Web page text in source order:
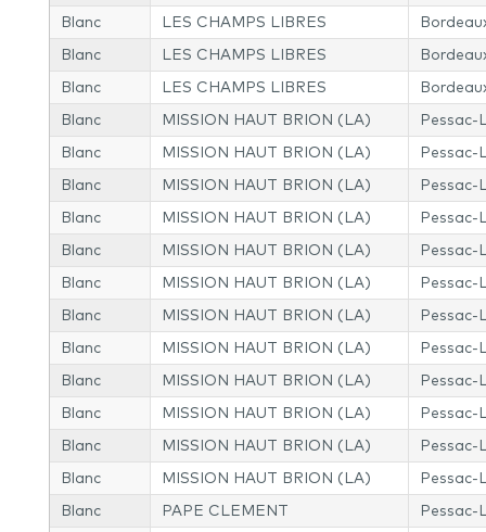
Blanc
LES CHAMPS LIBRES
Blanc
LES CHAMPS LIBRES
Blanc
LES CHAMPS LIBRES
Blanc
MISSION HAUT BRION (LA)
Pessac-
Blanc
MISSION HAUT BRION (LA)
Pessac-
Blanc
MISSION HAUT BRION (LA)
Pessac-
Blanc
MISSION HAUT BRION (LA)
Pessac-
Blanc
MISSION HAUT BRION (LA)
Pessac-
Blanc
MISSION HAUT BRION (LA)
Pessac-
Blanc
MISSION HAUT BRION (LA)
Pessac-
Blanc
MISSION HAUT BRION (LA)
Pessac-
Blanc
MISSION HAUT BRION (LA)
Pessac-
Blanc
MISSION HAUT BRION (LA)
Pessac-
Blanc
MISSION HAUT BRION (LA)
Pessac-
Blanc
MISSION HAUT BRION (LA)
Pessac-
Blanc
PAPE CLEMENT
Pessac-